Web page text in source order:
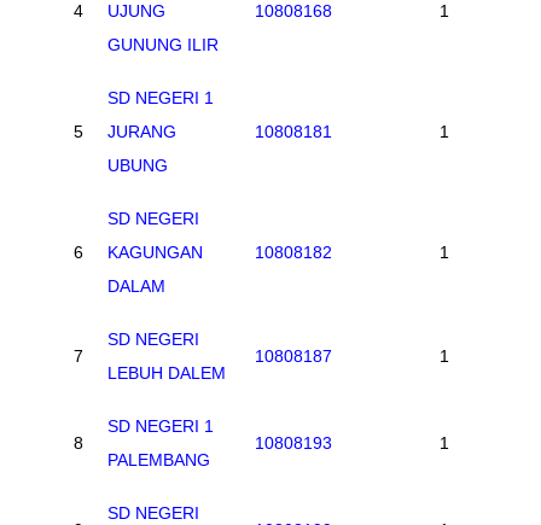
4
UJUNG
GUNUNG ILIR
10808168 1
5
SD NEGERI 1
JURANG
UBUNG
10808181 1
6
SD NEGERI
KAGUNGAN
DALAM
10808182 1
7
SD NEGERI
LEBUH DALEM
10808187 1
8
SD NEGERI 1
PALEMBANG
10808193 1
SD NEGERI